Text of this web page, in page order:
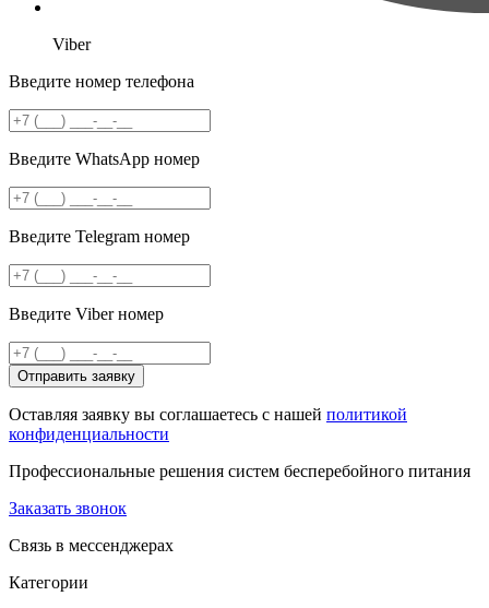
Viber
Введите номер телефона
Введите WhatsApp номер
Введите Telegram номер
Введите Viber номер
Отправить заявку
Оставляя заявку вы соглашаетесь с нашей политикой
конфиденциальности
Профессиональные решения систем бесперебойного питания
Заказать звонок
Связь в мессенджерах
Категории